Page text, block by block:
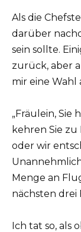
Als die
darüber
sein sollte.
zurück, aber
mir eine Wahl
„Fräulein, Sie
kehren Sie
oder wir
Menge an
nächsten drei
Ich tat so, als